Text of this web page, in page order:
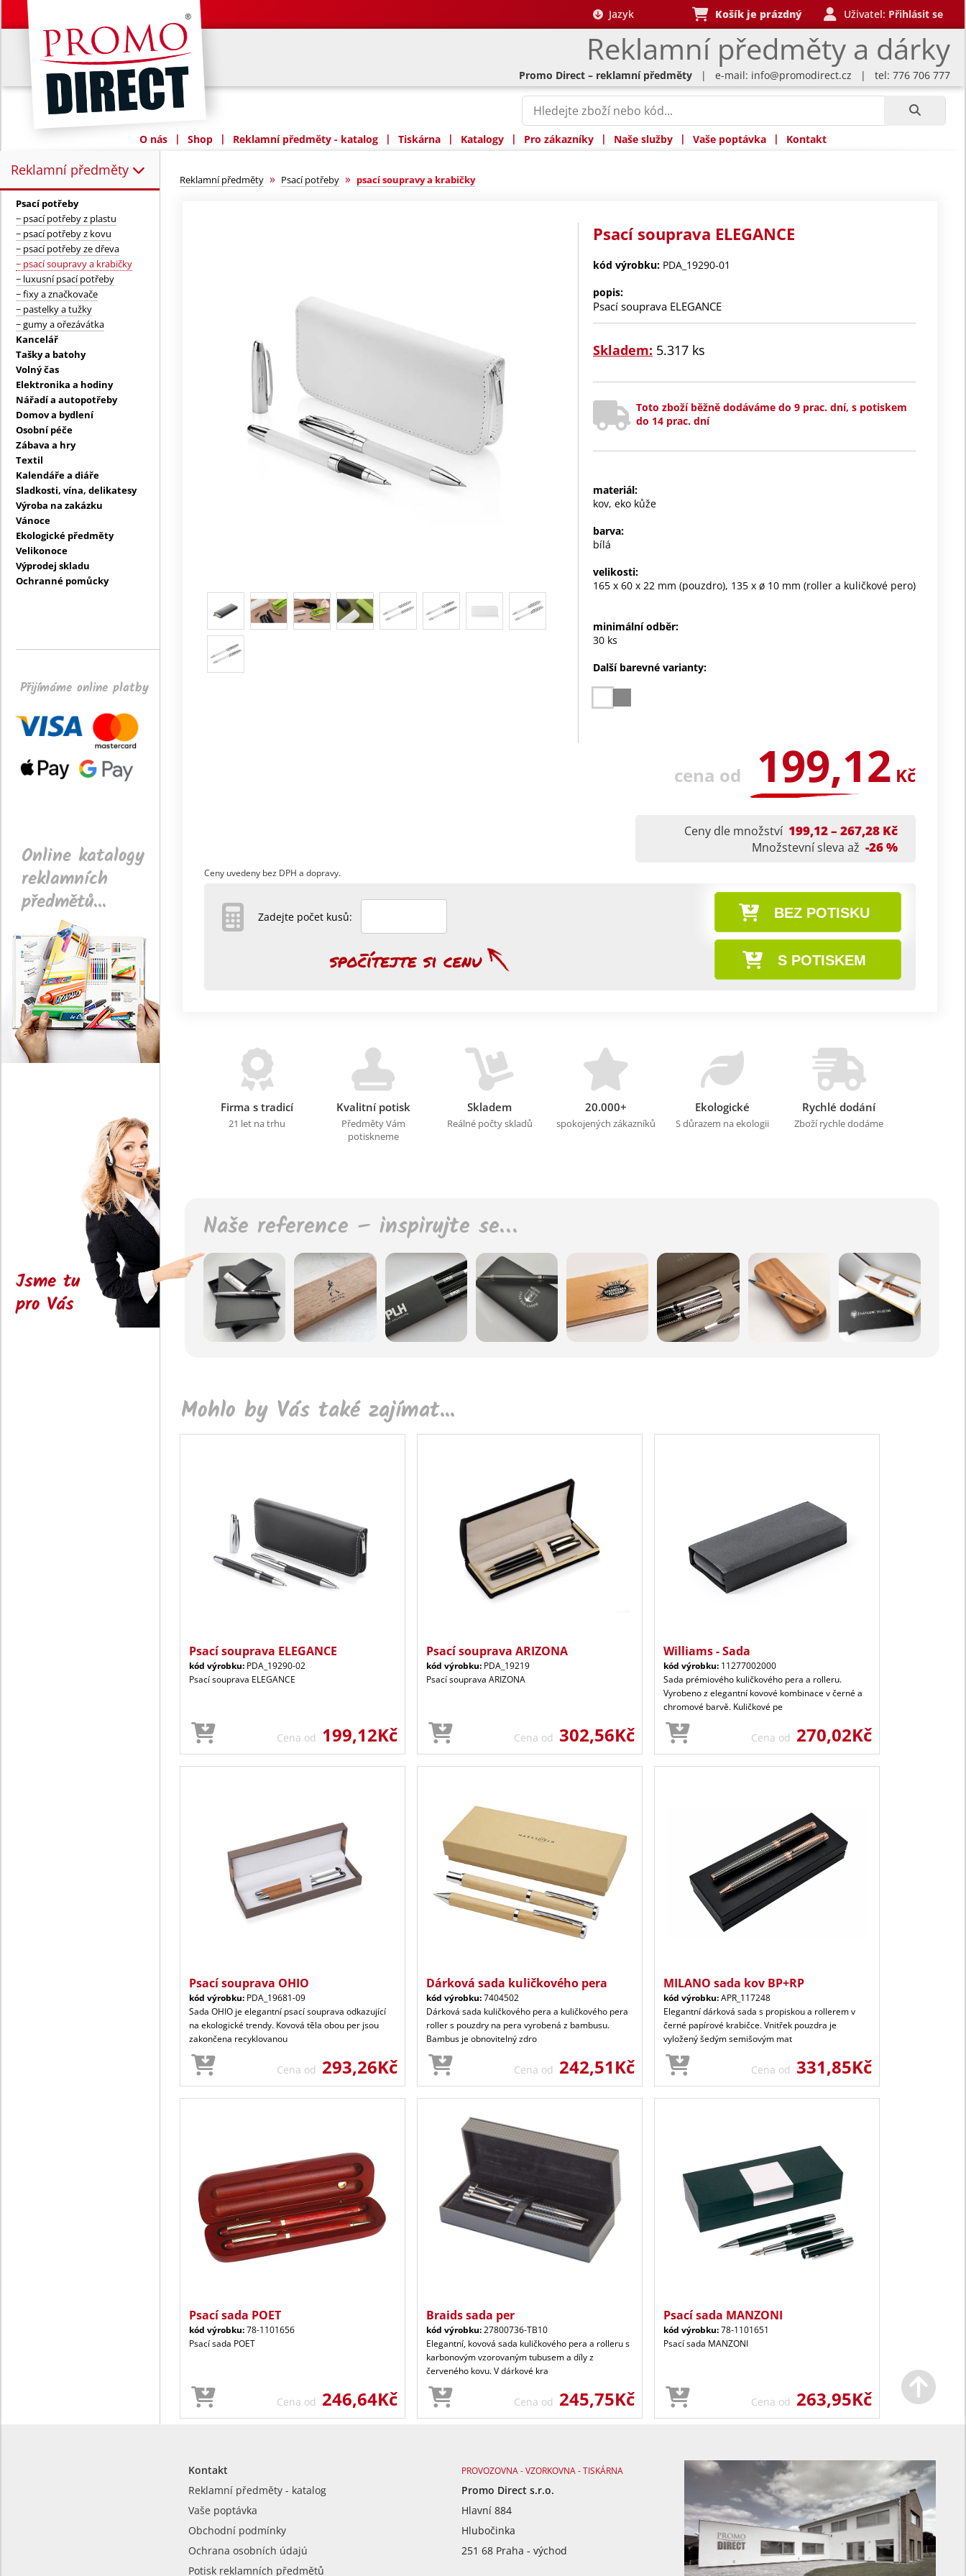
Reklamní předměty a dárky
Jazyk Košík je prázdný Uživatel: Přihlásit se
Promo Direct – reklamní předměty | e-mail: info@promodirect.cz | tel: 776 706 777
O nás | Shop | Reklamní předměty - katalog | Tiskárna | Katalogy | Pro zákazníky | Naše služby | Vaše poptávka | Kontakt
Reklamní předměty
Reklamní předměty:
Psací potřeby
− psací potřeby z plastu
− psací potřeby z kovu
− psací potřeby ze dřeva
− psací soupravy a krabičky
− luxusní psací potřeby
− fixy a značkovače
− pastelky a tužky
− gumy a ořezávátka
Kancelář
Tašky a batohy
Volný čas
Elektronika a hodiny
Nářadí a autopotřeby
Domov a bydlení
Osobní péče
Zábava a hry
Textil
Kalendáře a diáře
Sladkosti, vína, delikatesy
Výroba na zakázku
Vánoce
Ekologické předměty
Velikonoce
Výprodej skladu
Ochranné pomůcky
Přijímáme online platby
Online katalogy
reklamních
předmětů...
Jsme tu
pro Vás
Reklamní předměty » Psací potřeby » psací soupravy a krabičky
Psací souprava ELEGANCE
kód výrobku: PDA_19290-01
popis:
Psací souprava ELEGANCE
Skladem: 5.317 ks
Toto zboží běžně dodáváme do 9 prac. dní, s potiskem
do 14 prac. dní
materiál:
kov, eko kůže
barva:
bílá
velikosti:
165 x 60 x 22 mm (pouzdro), 135 x ø 10 mm (roller a kuličkové pero)
minimální odběr:
30 ks
Další barevné varianty:
cena od 199,12 Kč
Ceny dle množství 199,12 – 267,28 Kč
Množstevní sleva až -26 %
Ceny uvedeny bez DPH a dopravy.
BEZ POTISKU
S POTISKEM
Zadejte počet kusů:
Firma s tradicí
21 let na trhu
Kvalitní potisk
Předměty Vám
potiskneme
Skladem
Reálné počty skladů
20.000+
spokojených zákazníků
Ekologické
S důrazem na ekologii
Rychlé dodání
Zboží rychle dodáme
Naše reference – inspirujte se…
Mohlo by Vás také zajímat...
Psací souprava ELEGANCE
kód výrobku: PDA_19290-02
Psací souprava ELEGANCE
Cena od 199,12Kč
Psací souprava ARIZONA
kód výrobku: PDA_19219
Psací souprava ARIZONA
Cena od 302,56Kč
Williams - Sada
kód výrobku: 11277002000
Sada prémiového kuličkového pera a rolleru.
Vyrobeno z elegantní kovové kombinace v černé a
chromové barvě. Kuličkové pe
Cena od 270,02Kč
Psací souprava OHIO
kód výrobku: PDA_19681-09
Sada OHIO je elegantní psací souprava odkazující
na ekologické trendy. Kovová těla obou per jsou
zakončena recyklovanou
Cena od 293,26Kč
Dárková sada kuličkového pera
kód výrobku:7404502
Dárková sada kuličkového pera a kuličkového pera
roller s pouzdry na pera vyrobená z bambusu.
Bambus je obnovitelný zdro
Cena od 242,51Kč
MILANO sada kov BP+RP
kód výrobku:APR_117248
Elegantní dárková sada s propiskou a rollerem v
černé papírové krabičce. Vnitřek pouzdra je
vyložený šedým semišovým mat
Cena od 331,85Kč
Psací sada POET
kód výrobku:78-1101656
Psací sada POET
Cena od 246,64Kč
Braids sada per
kód výrobku:27800736-TB10
Elegantní, kovová sada kuličkového pera a rolleru s
karbonovým vzorovaným tubusem a díly z
červeného kovu. V dárkové kra
Cena od 245,75Kč
Psací sada MANZONI
kód výrobku:78-1101651
Psací sada MANZONI
Cena od 263,95Kč
Kontakt
Reklamní předměty - katalog
Vaše poptávka
Obchodní podmínky
Ochrana osobních údajú
Potisk reklamních předmětů
PROVOZOVNA - VZORKOVNA - TISKÁRNA
Promo Direct s.r.o.
Hlavní 884
Hlubočinka
251 68 Praha - východ